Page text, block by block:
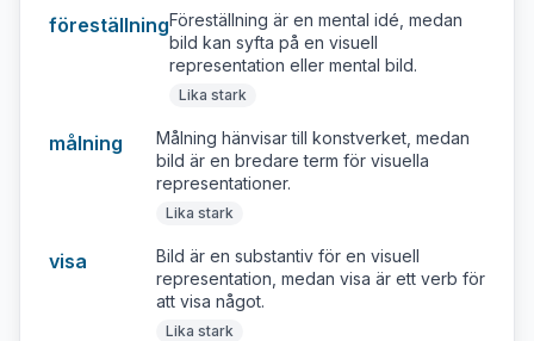
föreställningFöreställning är en mental idé, medan
bild kan syfta på en visuell
representation eller mental bild.
Lika stark
målning
Målning hänvisar till konstverket, medan
bild är en bredare term för visuella
representationer.
Lika stark
visa
Bild är en substantiv för en visuell
representation, medan visa är ett verb för
att visa något.
Lika stark